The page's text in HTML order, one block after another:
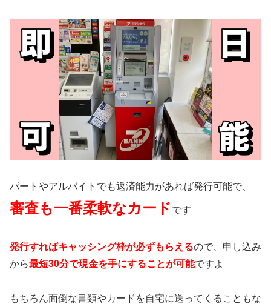
パートやアルバイトでも返済能力があれば発行可能で、
審査も一番柔軟なカード です
発行すればキャッシング枠が必ずもらえるので、申し込み
から最短30分で現金を手にすることが可能ですよ
もちろん面倒な書類やカードを自宅に送ってくることもな